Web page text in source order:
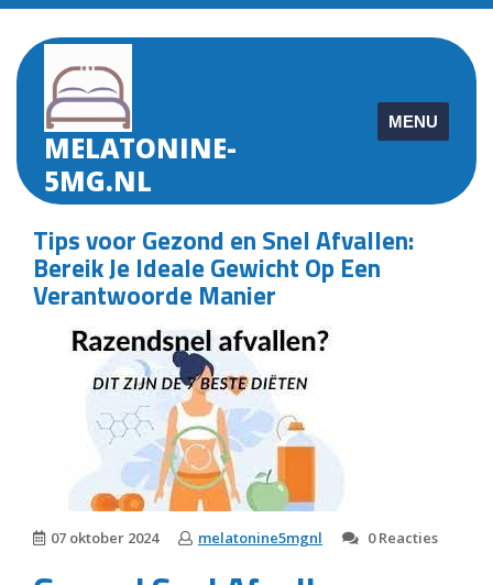
Skip
content
MELATONINE-
5MG.NL
MENU
Tips voor Gezond en Snel Afvallen:
Bereik Je Ideale Gewicht Op Een
Verantwoorde Manier
07 oktober 2024 melatonine5mgnl 0 Reacties